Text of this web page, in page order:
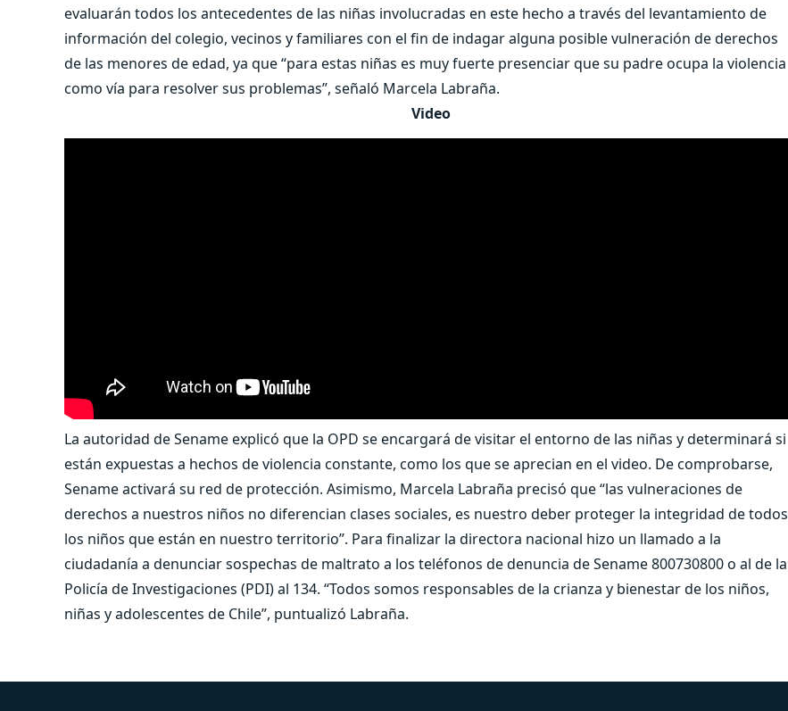
evaluarán todos los antecedentes de las niñas involucradas en este hecho a través del levantamiento de
información del colegio, vecinos y familiares con el fin de indagar alguna posible vulneración de derechos
de las menores de edad, ya que “para estas niñas es muy fuerte presenciar que su padre ocupa la violencia
como vía para resolver sus problemas”, señaló Marcela Labraña.
Video
La autoridad de Sename explicó que la OPD se encargará de visitar el entorno de las niñas y determinará si
están expuestas a hechos de violencia constante, como los que se aprecian en el video. De comprobarse,
Sename activará su red de protección. Asimismo, Marcela Labraña precisó que “las vulneraciones de
derechos a nuestros niños no diferencian clases sociales, es nuestro deber proteger la integridad de todos
los niños que están en nuestro territorio”. Para finalizar la directora nacional hizo un llamado a la
ciudadanía a denunciar sospechas de maltrato a los teléfonos de denuncia de Sename 800730800 o al de la
Policía de Investigaciones (PDI) al 134. “Todos somos responsables de la crianza y bienestar de los niños,
niñas y adolescentes de Chile”, puntualizó Labraña.